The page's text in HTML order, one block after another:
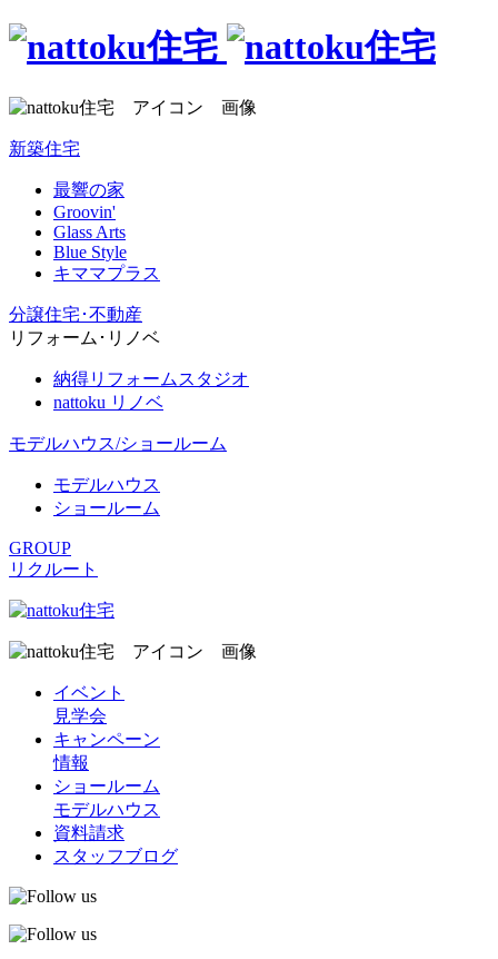
新築住宅
最響の家
Groovin'
Glass Arts
Blue Style
キママプラス
分譲住宅･不動産
リフォーム･リノベ
納得リフォームスタジオ
nattoku リノベ
モデルハウス/ショールーム
モデルハウス
ショールーム
GROUP
リクルート
イベント
見学会
キャンペーン
情報
ショールーム
モデルハウス
資料請求
スタッフブログ